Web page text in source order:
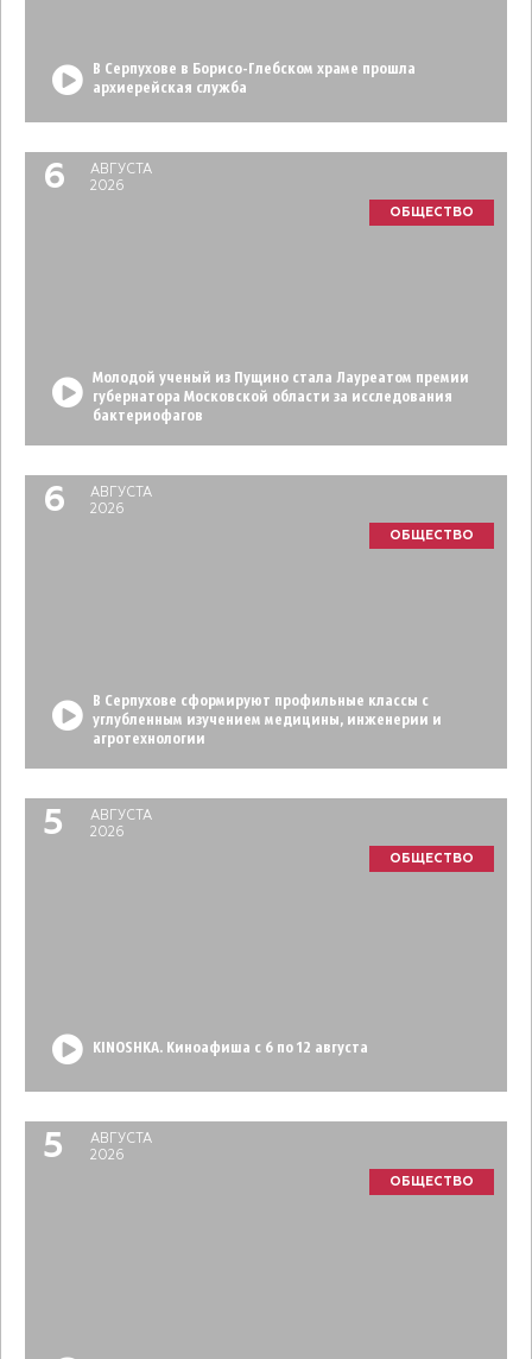
В Серпухове в Борисо-Глебском храме прошла
архиерейская служба
6
АВГУСТА
2026
ОБЩЕСТВО
Молодой ученый из Пущино стала Лауреатом премии
губернатора Московской области за исследования
бактериофагов
6
АВГУСТА
2026
ОБЩЕСТВО
В Серпухове сформируют профильные классы с
углубленным изучением медицины, инженерии и
агротехнологии
5
АВГУСТА
2026
ОБЩЕСТВО
KINOSHKA. Киноафиша с 6 по 12 августа
5
АВГУСТА
2026
ОБЩЕСТВО